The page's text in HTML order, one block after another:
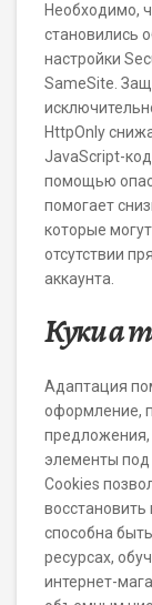
Необходимо,
становились
настройки
SameSite.
HttpOnly
JavaScript-
помощью
помогает
которые
отсутствии
аккаунта.
Куки а
Адаптация
оформление,
элементы под
Cookies
способна
ресурсах,
интернет-